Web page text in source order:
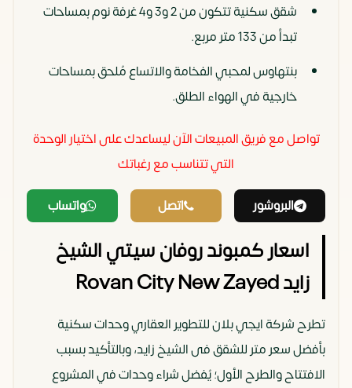
شقق سكنية تتكون من 2 و3 و4 غرفة نوم بمساحات
تبدأ من 133 متر مربع.
بنتهاوس لمحبي الفخامة والاتساع مُلحق بمساحات
خارجية في الهواء الطلق.
تواصل مع فريق المبيعات الآن ليساعدك على اختيار الوحدة
التي تتناسب مع رغباتك
البروشور اتصل واتساب
اسعار كمبوند روفان سيتي الشيخ
زايد Rovan City New Zayed
تطرح شركة ايجي بلان للتطوير العقاري وحدات سكنية
بأفضل سعر متر للشقق فى الشيخ زايد، وبالتأكيد بسبب
الافتتاح والطرح الأول؛ يُفضل شراء وحدات في المشروع